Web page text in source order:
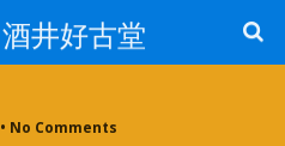
井好古堂
No Comments